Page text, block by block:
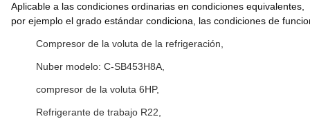
Aplicable a las condiciones ordinarias en condiciones equivalentes,
por ejemplo el grado estándar condiciona, las condiciones de
Compresor de la voluta de la refrigeración,
Nuber modelo: C-SB453H8A,
compresor de la voluta 6HP,
Refrigerante de trabajo R22,